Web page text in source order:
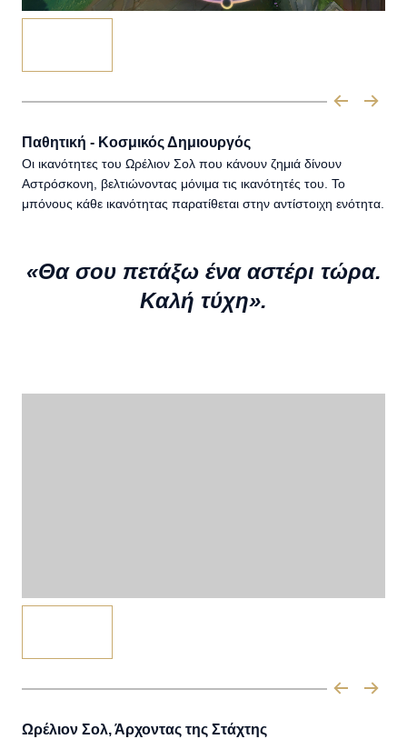
Παθητική - Κοσμικός Δημιουργός
Οι ικανότητες του Ωρέλιον Σολ που κάνουν ζημιά δίνουν
Αστρόσκονη, βελτιώνοντας μόνιμα τις ικανότητές του. Το
μπόνους κάθε ικανότητας παρατίθεται στην αντίστοιχη ενότητα.
«Θα σου πετάξω ένα αστέρι τώρα.
Καλή τύχη».
Ωρέλιον Σολ, Άρχοντας της Στάχτης